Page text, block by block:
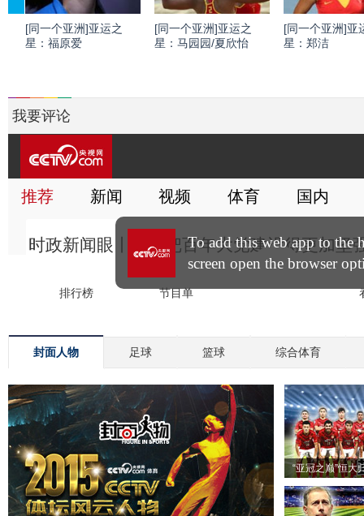
[同一个亚洲]亚运之
星：福原爱
[同一个亚洲]亚运之
星：马园园/夏欣怡
[同一个亚洲]亚
星：郑洁
我要评论
封面人物 足球 篮球 综合体育
“亚冠之巅”恒大